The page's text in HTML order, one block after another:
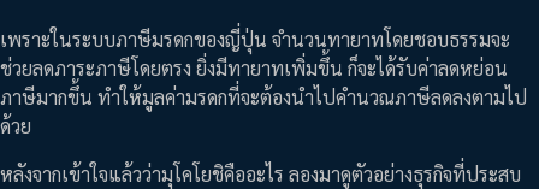
เพราะในระบบภาษีมรดกของญี่ปุ่น จำนวนทายาทโดยชอบธรรมจะ
ช่วยลดภาระภาษีโดยตรง ยิ่งมีทายาทเพิ่มขึ้น ก็จะได้รับค่าลดหย่อน
ภาษีมากขึ้น ทำให้มูลค่ามรดกที่จะต้องนำไปคำนวณภาษีลดลงตามไป
ด้วย
หลังจากเข้าใจแล้วว่ามุโคโยชิคืออะไร ลองมาดูตัวอย่างธุรกิจที่ประสบ